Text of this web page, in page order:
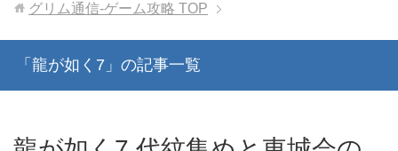
グリム通信-ゲーム攻略 TOP
「龍が如く7」の記事一覧